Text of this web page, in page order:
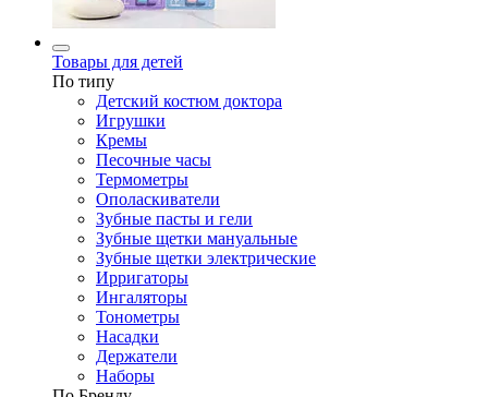
Товары для детей
По типу
Детский костюм доктора
Игрушки
Кремы
Песочные часы
Термометры
Ополаскиватели
Зубные пасты и гели
Зубные щетки мануальные
Зубные щетки электрические
Ирригаторы
Ингаляторы
Тонометры
Насадки
Держатели
Наборы